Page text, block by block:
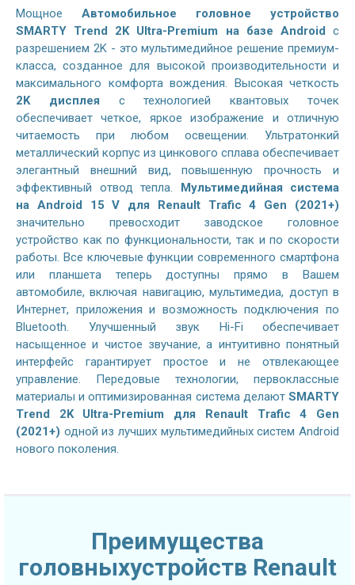
Мощное Автомобильное головное устройство
SMARTY Trend 2K Ultra-Premium на базе Android с
разрешением 2K - это мультимедийное решение премиум-
класса, созданное для высокой производительности и
максимального комфорта вождения. Высокая четкость
2K дисплея с технологией квантовых точек
обеспечивает четкое, яркое изображение и отличную
читаемость при любом освещении. Ультратонкий
металлический корпус из цинкового сплава обеспечивает
элегантный внешний вид, повышенную прочность и
эффективный отвод тепла. Мультимедийная система
на Android 15 V для Renault Trafic 4 Gen (2021+)
значительно превосходит заводское головное
устройство как по функциональности, так и по скорости
работы. Все ключевые функции современного смартфона
или планшета теперь доступны прямо в Вашем
автомобиле, включая навигацию, мультимедиа, доступ в
Интернет, приложения и возможность подключения по
Bluetooth. Улучшенный звук Hi-Fi обеспечивает
насыщенное и чистое звучание, а интуитивно понятный
интерфейс гарантирует простое и не отвлекающее
управление. Передовые технологии, первоклассные
материалы и оптимизированная система делают SMARTY
Trend 2K Ultra-Premium для Renault Trafic 4 Gen
(2021+) одной из лучших мультимедийных систем Android
нового поколения.
Преимущества
головныхустройств Renault